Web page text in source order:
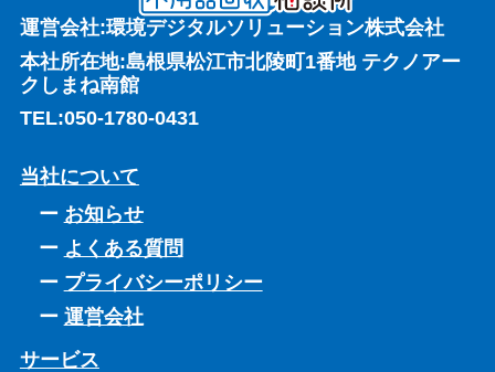
運営会社:環境デジタルソリューション株式会社
本社所在地:島根県松江市北陵町1番地 テクノアー
クしまね南館
TEL:050-1780-0431
当社について
お知らせ
よくある質問
プライバシーポリシー
運営会社
サービス